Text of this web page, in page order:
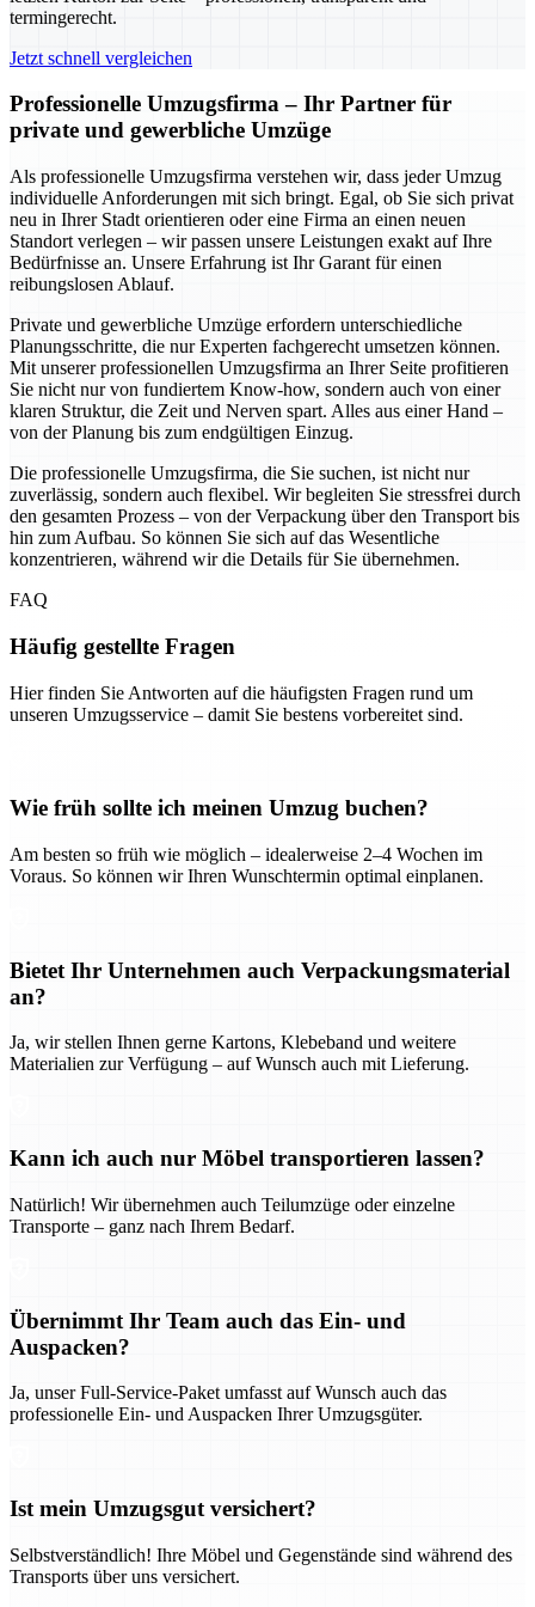
termingerecht.
Jetzt schnell vergleichen
Professionelle Umzugsfirma – Ihr Partner für
private und gewerbliche Umzüge
Als professionelle Umzugsfirma verstehen wir, dass jeder Umzug
individuelle Anforderungen mit sich bringt. Egal, ob Sie sich privat
neu in Ihrer Stadt orientieren oder eine Firma an einen neuen
Standort verlegen – wir passen unsere Leistungen exakt auf Ihre
Bedürfnisse an. Unsere Erfahrung ist Ihr Garant für einen
reibungslosen Ablauf.
Private und gewerbliche Umzüge erfordern unterschiedliche
Planungsschritte, die nur Experten fachgerecht umsetzen können.
Mit unserer professionellen Umzugsfirma an Ihrer Seite profitieren
Sie nicht nur von fundiertem Know-how, sondern auch von einer
klaren Struktur, die Zeit und Nerven spart. Alles aus einer Hand –
von der Planung bis zum endgültigen Einzug.
Die professionelle Umzugsfirma, die Sie suchen, ist nicht nur
zuverlässig, sondern auch flexibel. Wir begleiten Sie stressfrei durch
den gesamten Prozess – von der Verpackung über den Transport bis
hin zum Aufbau. So können Sie sich auf das Wesentliche
konzentrieren, während wir die Details für Sie übernehmen.
FAQ
Häufig gestellte Fragen
Hier finden Sie Antworten auf die häufigsten Fragen rund um
unseren Umzugsservice – damit Sie bestens vorbereitet sind.
Wie früh sollte ich meinen Umzug buchen?
Am besten so früh wie möglich – idealerweise 2–4 Wochen im
Voraus. So können wir Ihren Wunschtermin optimal einplanen.
Bietet Ihr Unternehmen auch Verpackungsmaterial
an?
Ja, wir stellen Ihnen gerne Kartons, Klebeband und weitere
Materialien zur Verfügung – auf Wunsch auch mit Lieferung.
Kann ich auch nur Möbel transportieren lassen?
Natürlich! Wir übernehmen auch Teilumzüge oder einzelne
Transporte – ganz nach Ihrem Bedarf.
Übernimmt Ihr Team auch das Ein- und
Auspacken?
Ja, unser Full-Service-Paket umfasst auf Wunsch auch das
professionelle Ein- und Auspacken Ihrer Umzugsgüter.
Ist mein Umzugsgut versichert?
Selbstverständlich! Ihre Möbel und Gegenstände sind während des
Transports über uns versichert.